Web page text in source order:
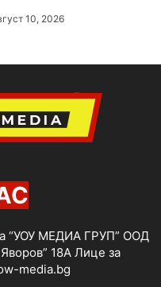
10, 2026
“УОУ МЕДИА ГРУП” ООД
18А Лице за
media.bg